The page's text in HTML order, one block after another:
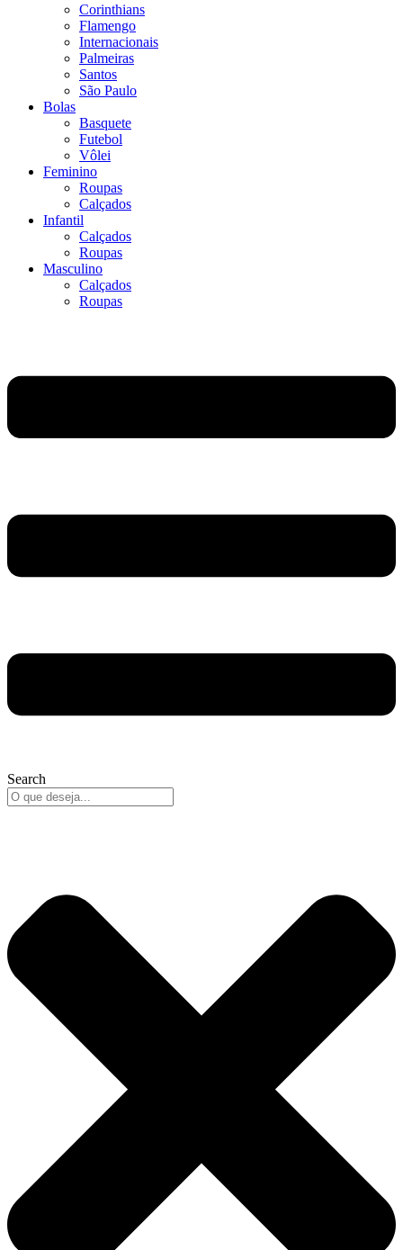
Corinthians
Flamengo
Internacionais
Palmeiras
Santos
São Paulo
Bolas
Basquete
Futebol
Vôlei
Feminino
Roupas
Calçados
Infantil
Calçados
Roupas
Masculino
Calçados
Roupas
Search